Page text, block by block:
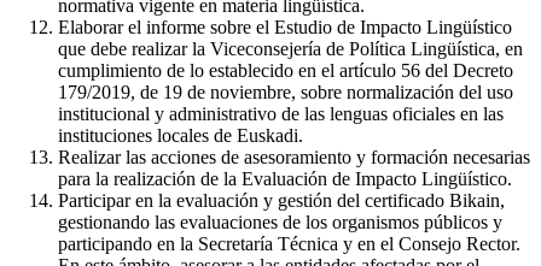
normativa vigente en materia lingüística.
Elaborar el informe sobre el Estudio de Impacto Lingüístico
que debe realizar la Viceconsejería de Política Lingüística, en
cumplimiento de lo establecido en el artículo 56 del Decreto
179/2019, de 19 de noviembre, sobre normalización del uso
institucional y administrativo de las lenguas oficiales en las
instituciones locales de Euskadi.
Realizar las acciones de asesoramiento y formación necesarias
para la realización de la Evaluación de Impacto Lingüístico.
Participar en la evaluación y gestión del certificado Bikain,
gestionando las evaluaciones de los organismos públicos y
participando en la Secretaría Técnica y en el Consejo Rector.